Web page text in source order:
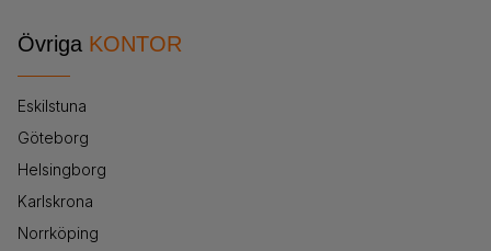
Övriga KONTOR
Eskilstuna
Göteborg
Helsingborg
Karlskrona
Norrköping